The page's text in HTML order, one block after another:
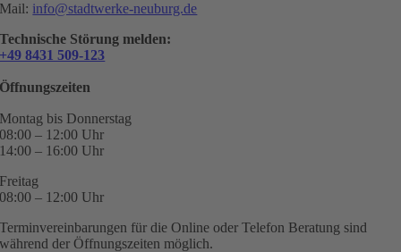
Mail: info@stadtwerke-neuburg.de
Technische Störung melden:
+49 8431 509-123
Öffnungszeiten
Montag bis Donnerstag
08:00 – 12:00 Uhr
14:00 – 16:00 Uhr
Freitag
08:00 – 12:00 Uhr
Terminvereinbarungen für die Online oder Telefon Beratung sind
während der Öffnungszeiten möglich.